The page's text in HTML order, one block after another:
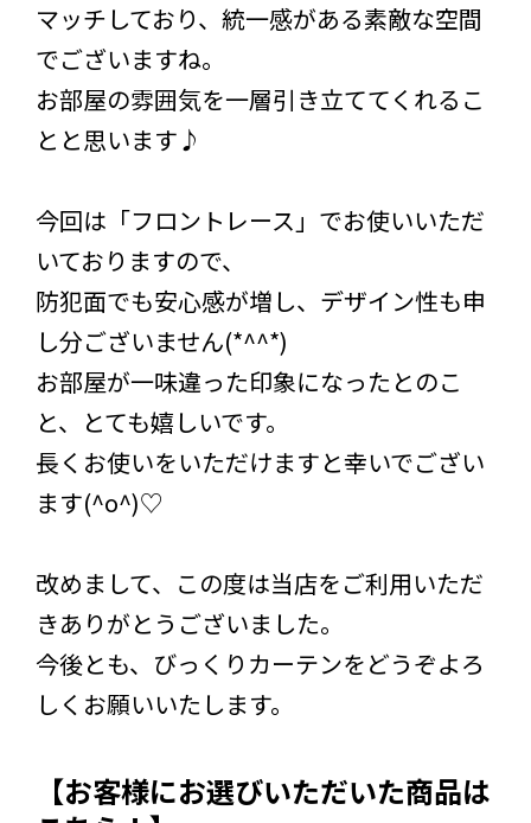
マッチしており、統一感がある素敵な空間
でございますね。
お部屋の雰囲気を一層引き立ててくれるこ
とと思います♪
今回は「フロントレース」でお使いいただ
いておりますので、
防犯面でも安心感が増し、デザイン性も申
し分ございません(*^^*)
お部屋が一味違った印象になったとのこ
と、とても嬉しいです。
長くお使いをいただけますと幸いでござい
ます(^o^)♡
改めまして、この度は当店をご利用いただ
きありがとうございました。
今後とも、びっくりカーテンをどうぞよろ
しくお願いいたします。
【お客様にお選びいただいた商品は